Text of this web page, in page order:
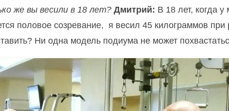
же вы весили в 18 лет? Дмитрий: В 18 лет, когда
половое созревание, я весил 45 килограммов при
Ни одна модель подиума не может